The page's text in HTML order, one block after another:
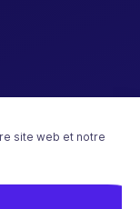
site web et notre